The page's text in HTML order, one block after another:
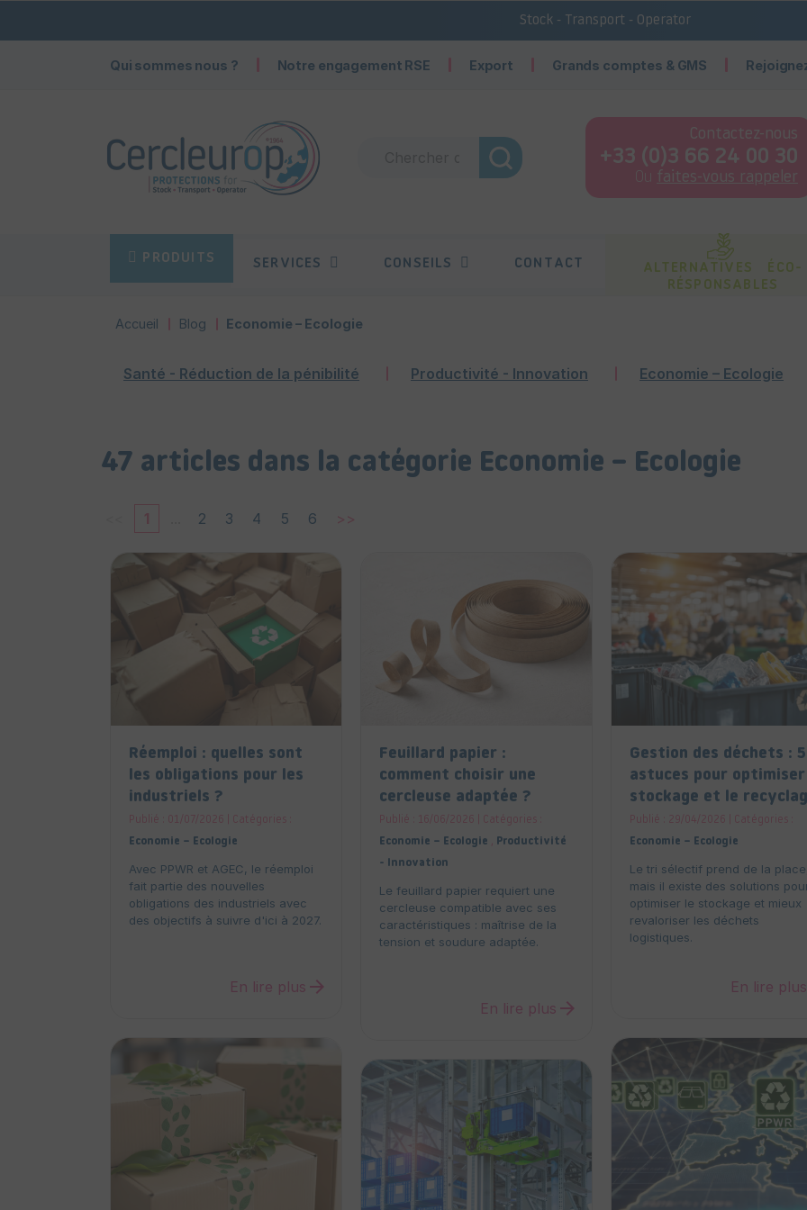
Stock - Transport - Operator
Qui sommes nous ? Notre engagement RSE Export Grands comptes & GMS
Contactez-nous
+33 (0)3 66 24 00 30
Ou faites-vous rappeler
PRODUITS SERVICES CONSEILS CONTACT
ALTERNATIVES ÉCO-
RÉSPONSABLES
Accueil Blog Economie – Ecologie
Santé - Réduction de la pénibilité Productivité - Innovation Economie – Ecologie
47 articles dans la catégorie Economie – Ecologie
1 2 3 4 5 6 >>
Réemploi : quelles sont
les obligations pour les
industriels ?
Publié : 01/07/2026 | Catégories :
Economie – Ecologie
Avec PPWR et AGEC, le réemploi
fait partie des nouvelles
obligations des industriels avec
des objectifs à suivre d'ici à 2027.
En lire plus arrow_forward
Feuillard papier :
comment choisir une
cercleuse adaptée ?
Publié : 16/06/2026 | Catégories :
Economie – Ecologie , Productivité
- Innovation
Le feuillard papier requiert une
cercleuse compatible avec ses
caractéristiques : maîtrise de la
tension et soudure adaptée.
En lire plus arrow_forward
Gestion des déchets : 5
astuces pour
stockage et le
Publié : 29/04/2026 | Catégories :
Economie – Ecologie
Le tri sélectif prend de la
mais il existe des solutions
optimiser le stockage et mieux
revaloriser les déchets
logistiques.
En lire plus